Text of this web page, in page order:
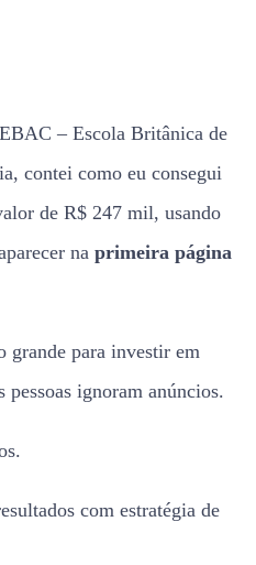
– Escola Britânica de
contei como eu consegui
de R$ 247 mil, usando
na primeira página
grande para investir em
pessoas ignoram anúncios.
com estratégia de